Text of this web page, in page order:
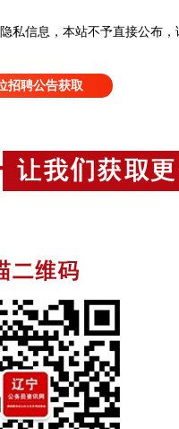
信息，本站不予直接公布，
招聘公告获取